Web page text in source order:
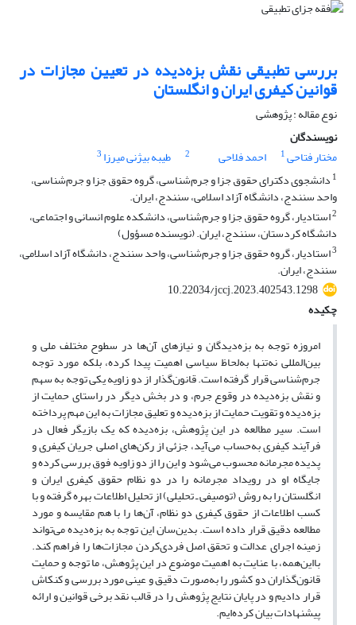
بررسی تطبیقی نقش بزه‌دیده در تعیین مجازات در
قوانین کیفری ایران و انگلستان
نوع مقاله : پژوهشی
نویسندگان
مختار فتاحی1 احمد فلاحی 2 طیبه بیژنی میرزا 3
1 دانشجوی دکترای حقوق جزا و جرم‌شناسی، گروه حقوق جزا و جرم‌شناسی،
واحد سنندج، دانشگاه آزاد اسلامی، سنندج، ایران.
2استادیار، گروه حقوق جزا و جرم‌شناسی، دانشکده علوم انسانی و اجتماعی،
دانشگاه کردستان، سنندج، ایران. (نویسنده مسؤول)
3استادیار، گروه حقوق جزا و جرم‌شناسی، واحد سنندج، دانشگاه آزاد اسلامی،
سنندج، ایران.
10.22034/jccj.2023.402543.1298
چکیده
امروزه توجه به بزه‌دیدگان و نیازهای آن‌ها در سطوح مختلف ملی و
بین‌المللی نه‌تنها به‌لحاظ سیاسی اهمیت پیدا کرده، بلکه مورد توجه
جرم‌شناسی قرار گرفته است. قانون‌گذار از دو زاویه یکی توجه به سهم
و نقش بزه‌دیده در وقوع جرم، و در بخش دیگر در راستای حمایت از
بزه‌دیده و تقویت حمایت از بزه‌دیده و تعلیق مجازات به این مهم پرداخته
است. سیر مطالعه در این پژوهش، بزه‌دیده که یک بازیگر فعال در
فرآیند کیفری به‌حساب می‌آید، جزئی از رکن‌های اصلی جریان کیفری و
پدیده مجرمانه محسوب می‌شود و این را از دو زاویه فوق بررسی کرده و
جایگاه او در رویداد مجرمانه را در دو نظام حقوق کیفری ایران و
انگلستان را به روش (توصیفی ـ تحلیلی) از تحلیل اطلاعات بهره گرفته و با
کسب اطلاعات از حقوق کیفری دو نظام، آن‌ها را با هم مقایسه و مورد
مطالعه دقیق قرار داده است. بدین‌سان این توجه به بزه‌دیده می‌تواند
زمینه اجرای عدالت و تحقق اصل فردی‌کردن مجازات‌ها را فراهم کند.
با‌این‌همه، با عنایت به اهمیت موضوع در این پژوهش، ما توجه و حمایت
قانون‌گذاران دو کشور را به‌صورت دقیق و عینی مورد بررسی و کنکاش
قرار دادیم و در پایان نتایج پژوهش را در قالب نقد برخی قوانین و ارائه
پیشنهادات بیان کرده‌ایم.